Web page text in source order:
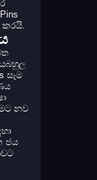
කරයි.
සෑම
නව
ජය